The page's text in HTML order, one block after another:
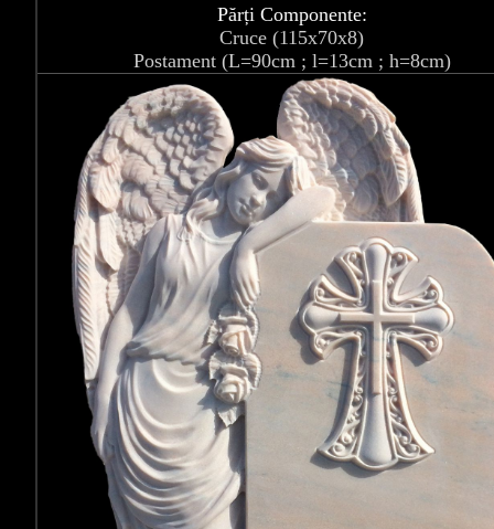
Părți Componente:
Cruce (115x70x8)
Postament (L=90cm ; l=13cm ; h=8cm)